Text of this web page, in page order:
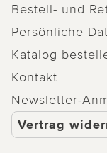
Bestell- und
Persönliche
Katalog
Kontakt
Newsletter-
Vertrag